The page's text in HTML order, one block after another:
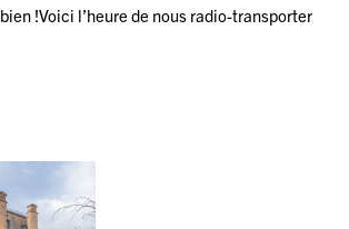
!Voici l’heure de nous radio-transporter